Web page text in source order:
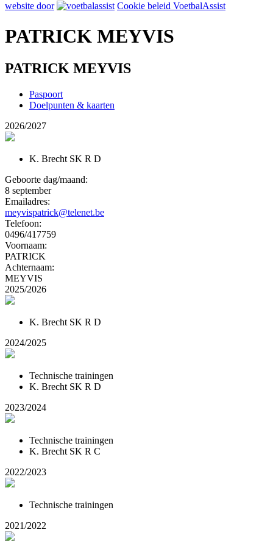
website door
Cookie beleid VoetbalAssist
PATRICK MEYVIS
PATRICK MEYVIS
Paspoort
Doelpunten & kaarten
2026/2027
K. Brecht SK R D
Geboorte dag/maand:
8 september
Emailadres:
meyvispatrick@telenet.be
Telefoon:
0496/417759
Voornaam:
PATRICK
Achternaam:
MEYVIS
2025/2026
K. Brecht SK R D
2024/2025
Technische trainingen
K. Brecht SK R D
2023/2024
Technische trainingen
K. Brecht SK R C
2022/2023
Technische trainingen
2021/2022